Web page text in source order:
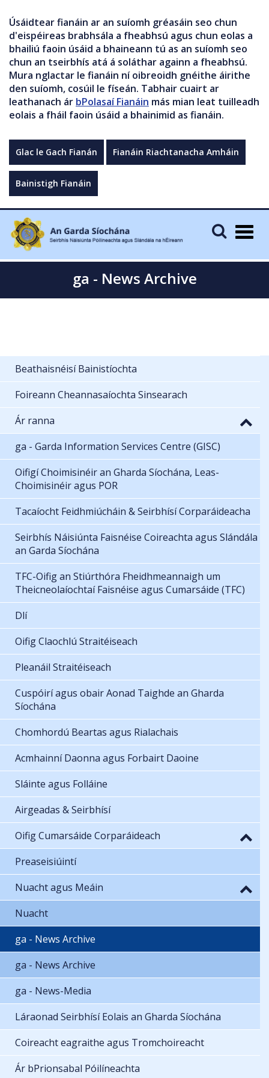
Úsáidtear fianáin ar an suíomh gréasáin seo chun
d'eispéireas brabhsála a fheabhsú agus chun eolas a
bhailiú faoin úsáid a bhaineann tú as an suíomh seo
chun an tseirbhís atá á soláthar againn a fheabhsú.
Mura nglactar le fianáin ní oibreoidh gnéithe áirithe
den suíomh, cosúil le físeán. Tabhair cuairt ar
leathanach ár bPolasaí Fianáin más mian leat tuilleadh
eolais a fháil faoin úsáid a bhainimid as fianáin.
Glac le Gach Fianán Fianáin Riachtanacha Amháin
Bainistigh Fianáin
ga - News Archive
Beathaisnéisí Bainistíochta
Foireann Cheannasaíochta Sinsearach
Ár ranna
ga - Garda Information Services Centre (GISC)
Oifigí Choimisinéir an Gharda Síochána, Leas-
Choimisinéir agus POR
Tacaíocht Feidhmiúcháin & Seirbhísí Corparáideacha
Seirbhís Náisiúnta Faisnéise Coireachta agus Slándála
an Garda Síochána
TFC-Oifig an Stiúrthóra Fheidhmeannaigh um
Theicneolaíochtaí Faisnéise agus Cumarsáide (TFC)
Dlí
Oifig Claochlú Straitéiseach
Pleanáil Straitéiseach
Cuspóirí agus obair Aonad Taighde an Gharda
Síochána
Chomhordú Beartas agus Rialachais
Acmhainní Daonna agus Forbairt Daoine
Sláinte agus Folláine
Airgeadas & Seirbhísí
Oifig Cumarsáide Corparáideach
Preaseisiúintí
Nuacht agus Meáin
Nuacht
ga - News Archive
ga - News Archive
ga - News-Media
Láraonad Seirbhísí Eolais an Gharda Síochána
Coireacht eagraithe agus Tromchoireacht
Ár bPrionsabal Póilíneachta